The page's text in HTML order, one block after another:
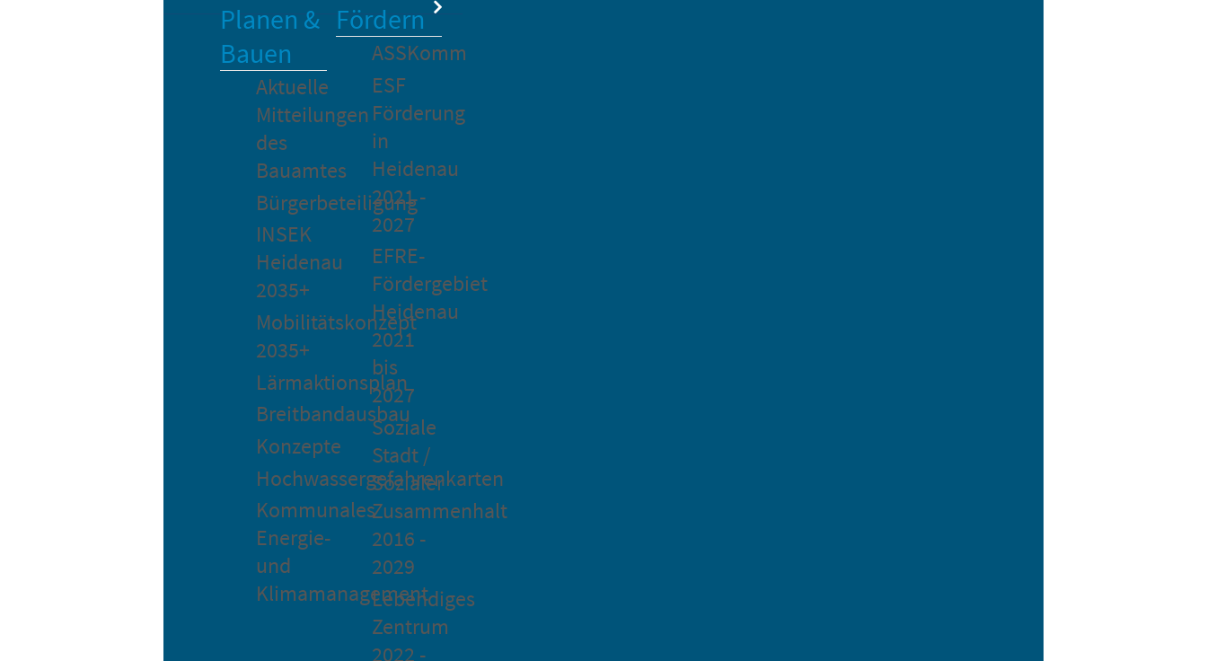
Planen &
Bauen
Aktuelle
Mitteilungen
des
Bauamtes
Bürgerbeteiligung
INSEK
Heidenau
2035+
Mobilitätskonzept
2035+
Lärmaktionsplan
Breitbandausbau
Konzepte
Hochwassergefahrenkarten
Kommunales
Energie-
und
Klimamanagement
Fördern
ASSKomm
ESF
Förderung
in
Heidenau
2021 -
2027
EFRE-
Fördergebiet
Heidenau
2021
bis
2027
Soziale
Stadt /
Sozialer
Zusammenhalt
2016 -
2029
Lebendiges
Zentrum
2022 -